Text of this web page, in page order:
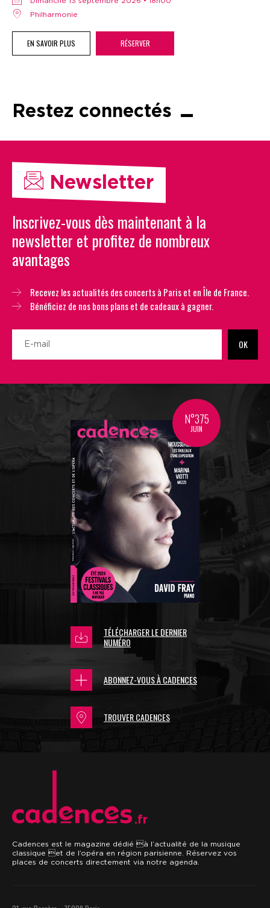
Philharmonie
EN SAVOIR PLUS RÉSERVER
Restez connectés
Newsletter
Inscrivez-vous dès maintenant à la
newsletter et profitez de nombreux
avantages
Recevez les actualités des concerts à Paris et en Île de France.
Bénéficiez de nos bons plans et de cadeaux à gagner.
OK
N°375
JUIN
TÉLÉCHARGER LE DERNIER
NUMÉRO
ABONNEZ-VOUS À CADENCES
TROUVER CADENCES
.fr
Cadences est le magazine dédié à l’actualité de la musique
classique et de l’opéra en région parisienne. Réservez vos
places de concerts directement via notre agenda.